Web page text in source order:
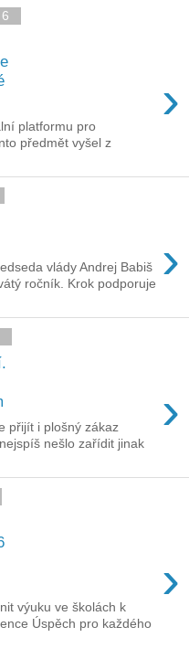
›
platformu pro
předmět vyšel z
›
vlády Andrej Babiš
ročník. Krok podporuje
›
přijít i plošný zákaz
nešlo zařídit jinak
›
výuku ve školách k
Úspěch pro každého